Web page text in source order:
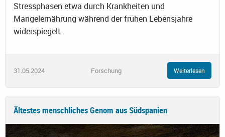
Stressphasen etwa durch Krankheiten und
Mangelernährung während der frühen Lebensjahre
widerspiegelt.
31.05.2024 Forschung Weiterlesen
Ältestes menschliches Genom aus Südspanien